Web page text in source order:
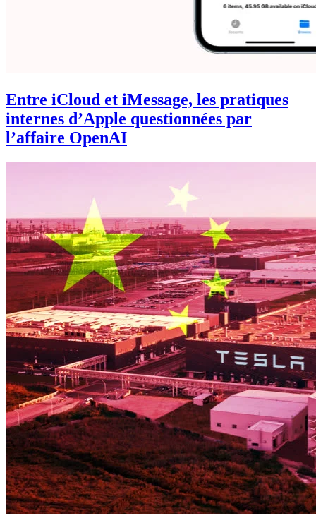
Entre iCloud et iMessage, les pratiques
internes d’Apple questionnées par
l’affaire OpenAI